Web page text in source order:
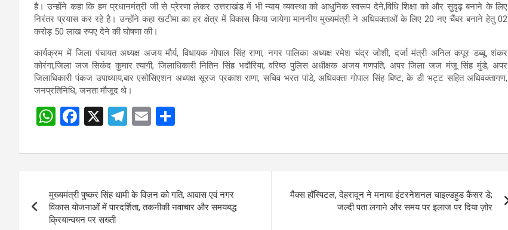
है। उन्होंने कहा कि हम प्रधानमंत्री जी से प्रेरणा लेकर उत्तराखंड में भी न्याय व्यवस्था को आधुनिक स्वरूप देने,विधि शिक्षा को और सुदृढ़ बनाने के लिए
निरंतर प्रयास कर रहे है। उन्होंने कहा खटीमा का हर क्षेत्र में विकास किया जायेगा माननीय मुख्यमंत्री ने अधिवक्ताओं के लिए 20 नए चैंबर बनाने हेतु 02
करोड़ 50 लाख रुपए देने की घोषणा की।
कार्यक्रम में जिला पंचायत अध्यक्ष अजय मौर्य, विधायक गोपाल सिंह राणा, नगर पालिका अध्यक्ष रमेश चंद्र जोशी, दर्जा मंत्री अनिल कपूर डब्बू, शंकर
कोरंगा,जिला जज सिकंद कुमार त्यागी, जिलाधिकारी नितिन सिंह भदौरिया, वरिष्ठ पुलिस अधीक्षक अजय गणपति, अपर जिला जज मंजू सिंह मुंडे, अपर
जिलाधिकारी पंकज उपाध्याय,बार एसोसिएशन अध्यक्ष सूरज प्रकाश राणा, सचिव भरत पांडे, अधिवक्ता गोपाल सिंह बिष्ट, के डी भट्ट सहित अधिवक्तागण,
जनप्रतिनिधि, जनता मौजूद थे।
W
at
A
p
F
ce
o
o
X
T
e
a
m
E
ail ar
navigation
मुख्यमंत्री पुष्कर सिंह धामी के विज़न को गति, आवास एवं नगर
विकास योजनाओं में पारदर्शिता, तकनीकी नवाचार और समयबद्ध
क्रियान्वयन पर सख्ती
मैक्स हॉस्पिटल, देहरादून ने मनाया इंटरनेशनल चाइल्डहुड कैंसर डे;
जल्दी पता लगाने और समय पर इलाज पर दिया ज़ोर